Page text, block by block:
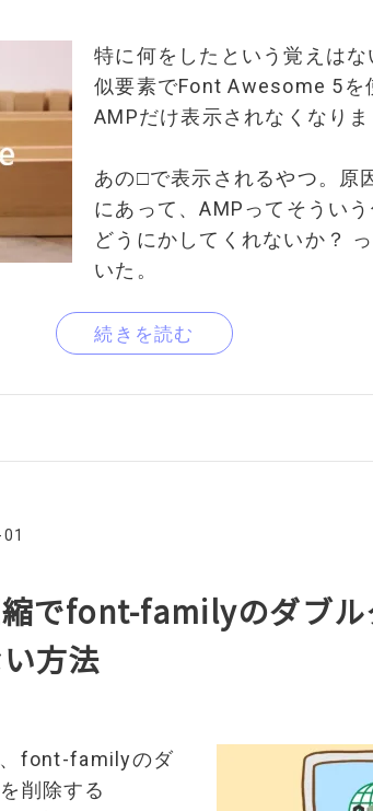
特に何をしたという覚えは
似要素でFont Awesome 5を
AMPだけ表示されなくなりま
あの□で表示されるやつ。原
にあって、AMPってそうい
どうにかしてくれないか？
いた。
続きを読む
でfont-familyのダブル
方法
font-familyのダ
削除する